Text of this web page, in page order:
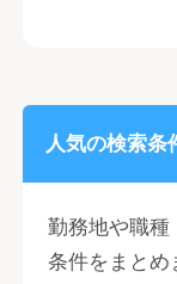
人気の検索条
勤務地や職種
条件をまとめ